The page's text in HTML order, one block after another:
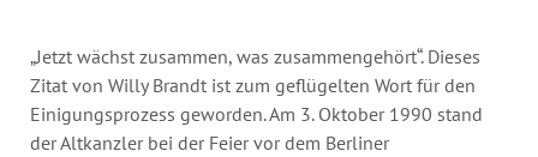
„Jetzt wächst zusammen, was zusammengehört“. Dieses
Zitat von Willy Brandt ist zum geflügelten Wort für den
Einigungsprozess geworden. Am 3. Oktober 1990 stand
der Altkanzler bei der Feier vor dem Berliner